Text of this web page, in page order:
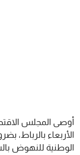
أوصى المجلس
الأربعاء بالرباط،